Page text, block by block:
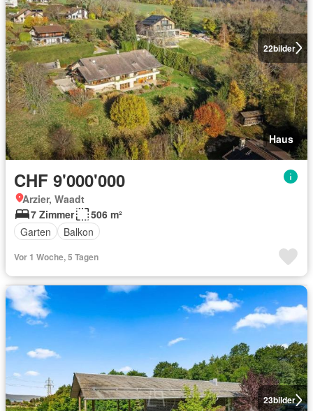
22bilder
Haus
CHF 9'000'000
Arzier, Waadt
7 Zimmer
506 m²
Garten
Balkon
Vor 1 Woche, 5 Tagen
23bilder